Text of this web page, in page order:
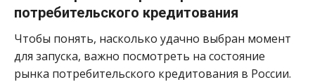
потребительского кредитования
Чтобы понять, насколько удачно выбран момент
для запуска, важно посмотреть на состояние
рынка потребительского кредитования в России.